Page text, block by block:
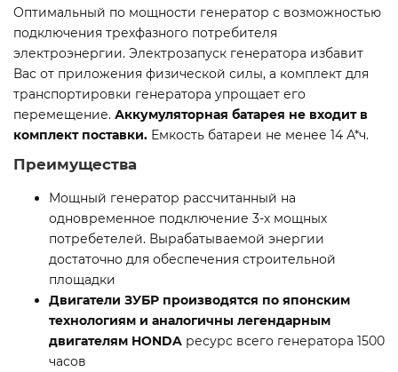
Оптимальный по мощности генератор с возможностью
подключения трехфазного потребителя
электроэнергии. Электрозапуск генератора избавит
Вас от приложения физической силы, а комплект для
транспортировки генератора упрощает его
перемещение. Аккумуляторная батарея не входит в
комплект поставки. Емкость батареи не менее 14 А*ч.
Преимущества
Мощный генератор рассчитанный на
одновременное подключение 3-х мощных
потребетелей. Вырабатываемой энергии
достаточно для обеспечения строительной
площадки
Двигатели ЗУБР производятся по японским
технологиям и аналогичны легендарным
двигателям HONDA ресурс всего генератора 1500
часов